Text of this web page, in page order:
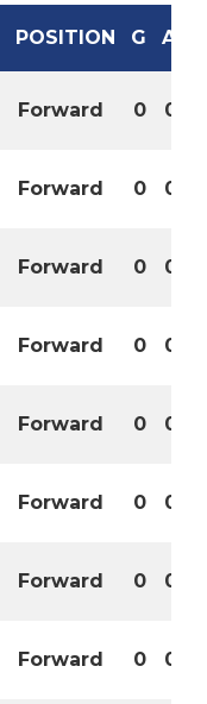
POSITION G A
Forward 0 0
Forward 0 0
Forward 0 0
Forward 0 0
Forward 0 0
Forward 0 0
Forward 0 0
Forward 0 0